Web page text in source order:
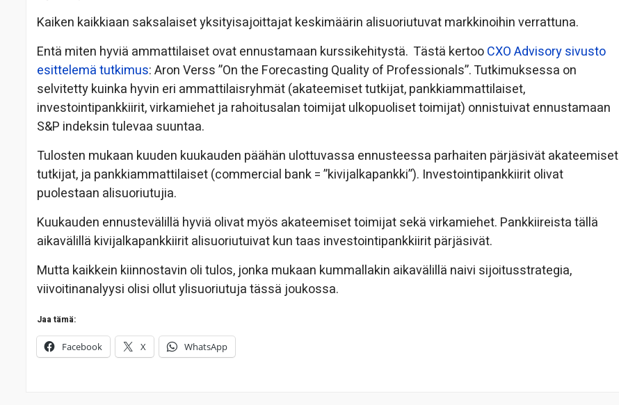
Kaiken kaikkiaan saksalaiset yksityisajoittajat keskimäärin alisuoriutuvat markkinoihin verrattuna.
Entä miten hyviä ammattilaiset ovat ennustamaan kurssikehitystä. Tästä kertooCXO Advisory sivusto
esittelemä tutkimus: Aron Verss ”On the Forecasting Quality of Professionals”. Tutkimuksessa on
selvitetty kuinka hyvin eri ammattilaisryhmät (akateemiset tutkijat, pankkiammattilaiset,
investointipankkiirit, virkamiehet ja rahoitusalan toimijat ulkopuoliset toimijat) onnistuivat ennustamaan
S&P indeksin tulevaa suuntaa.
Tulosten mukaan kuuden kuukauden päähän ulottuvassa ennusteessa parhaiten pärjäsivät akateemiset
tutkijat, ja pankkiammattilaiset (commercial bank = ”kivijalkapankki”). Investointipankkiirit olivat
puolestaan alisuoriutujia.
Kuukauden ennustevälillä hyviä olivat myös akateemiset toimijat sekä virkamiehet. Pankkiireista tällä
aikavälillä kivijalkapankkiirit alisuoriutuivat kun taas investointipankkiirit pärjäsivät.
Mutta kaikkein kiinnostavin oli tulos, jonka mukaan kummallakin aikavälillä naivi sijoitusstrategia,
viivoitinanalyysi olisi ollut ylisuoriutuja tässä joukossa.
Jaa tämä:
Facebook X WhatsApp